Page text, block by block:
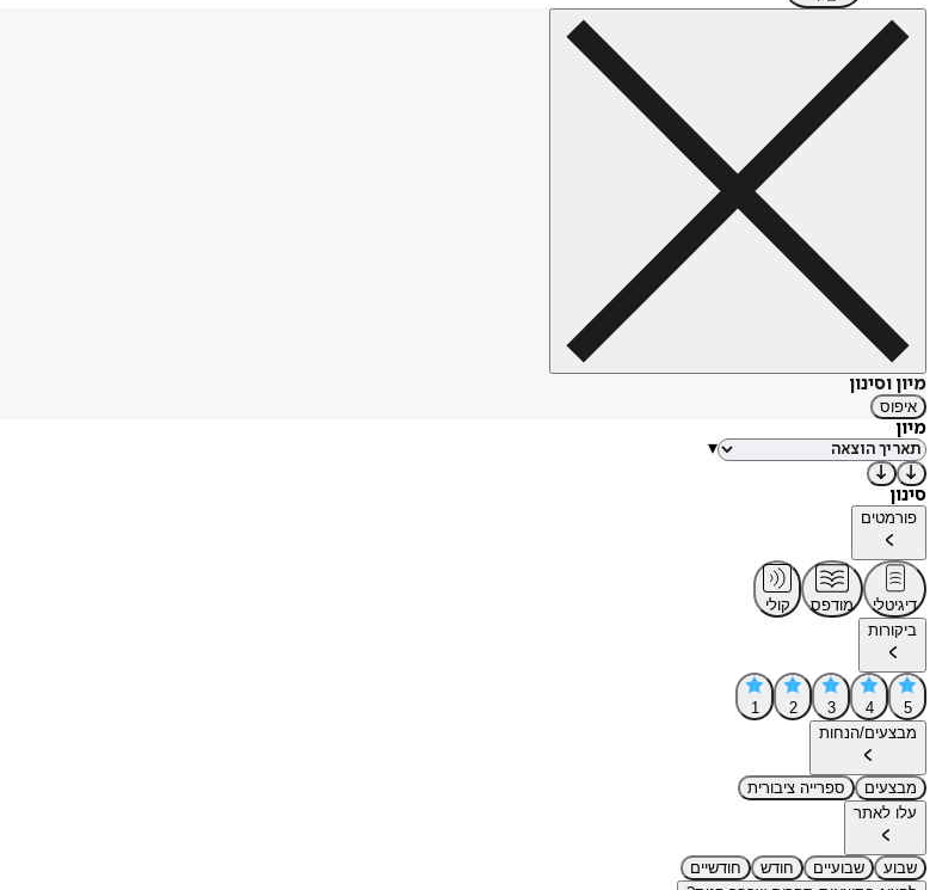
מיון וסינון
איפוס
מיון
▾
סינון
פורמטים
דיגיטלי מודפס
קולי
ביקורות
5
4
3
2
1
מבצעים/הנחות
מבצעים
ספרייה ציבורית
עלו לאתר
שבוע שבועיים חודש
חודשיים